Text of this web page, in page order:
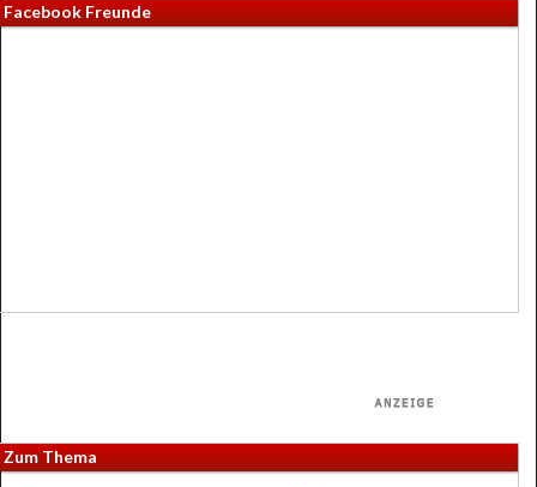
Facebook Freunde
Zum Thema